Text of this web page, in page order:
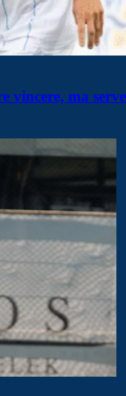
vincere, ma serve